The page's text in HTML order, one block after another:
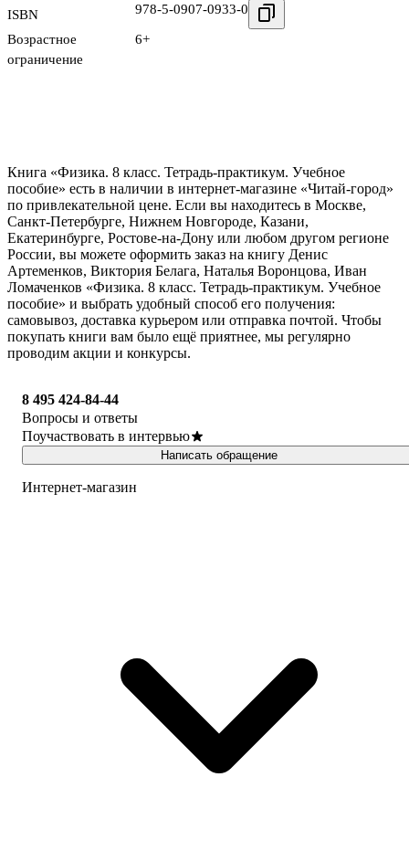
ISBN 978-5-0907-0933-0
Возрастное
ограничение
6+
Книга «Физика. 8 класс. Тетрадь-практикум. Учебное
пособие» есть в наличии в интернет-магазине «Читай-город»
по привлекательной цене. Если вы находитесь в Москве,
Санкт-Петербурге, Нижнем Новгороде, Казани,
Екатеринбурге, Ростове-на-Дону или любом другом регионе
России, вы можете оформить заказ на книгу Денис
Артеменков, Виктория Белага, Наталья Воронцова, Иван
Ломаченков «Физика. 8 класс. Тетрадь-практикум. Учебное
пособие» и выбрать удобный способ его получения:
самовывоз, доставка курьером или отправка почтой. Чтобы
покупать книги вам было ещё приятнее, мы регулярно
проводим акции и конкурсы.
8 495 424-84-44
Вопросы и ответы
Поучаствовать в интервью
Написать обращение
Интернет-магазин